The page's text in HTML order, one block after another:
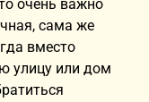
очень важно
сама же
вместо
улицу или дом